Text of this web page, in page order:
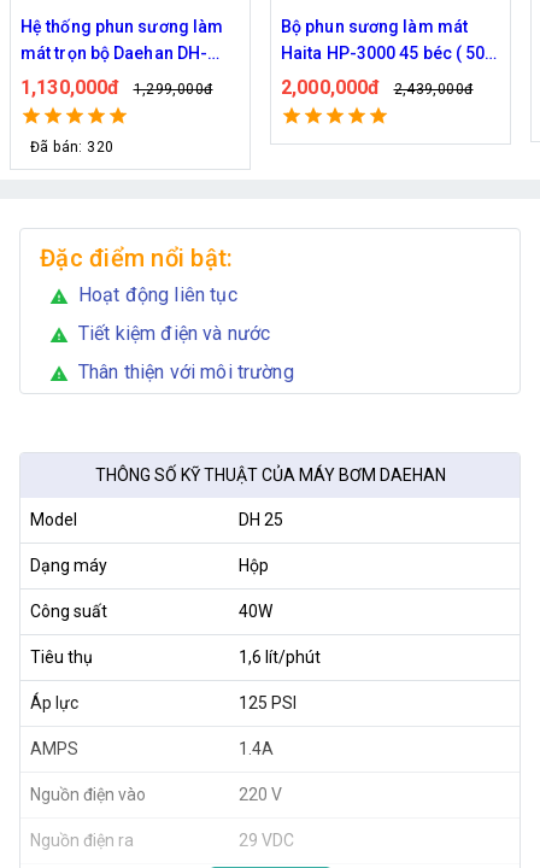
Hệ thống phun sương làm
mát trọn bộ Daehan DH-
6017 20 béc
1,130,000đ 1,299,000đ
Đã bán: 320
Bộ phun sương làm mát
Haita HP-3000 45 béc ( 50M
dây )
2,000,000đ 2,439,000đ
Đặc điểm nổi bật:
warning Hoạt động liên tục
warning Tiết kiệm điện và nước
warning Thân thiện với môi trường
THÔNG SỐ KỸ THUẬT CỦA MÁY BƠM DAEHAN
Model DH 25
Dạng máy Hộp
Công suất 40W
Tiêu thụ 1,6 lít/phút
Áp lực 125 PSI
AMPS 1.4A
Nguồn điện vào 220 V
Nguồn điện ra 29 VDC